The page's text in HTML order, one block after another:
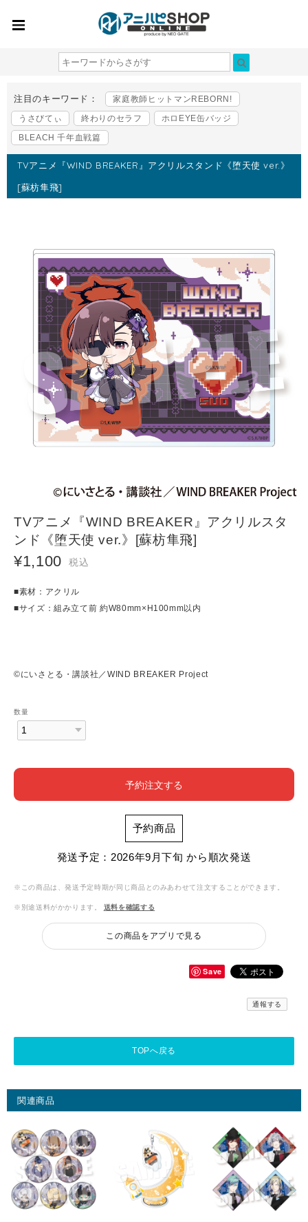
注目のキーワード：
家庭教師ヒットマンREBORN!
うさびてぃ
終わりのセラフ
ホロEYE缶バッジ
BLEACH 千年血戦篇
TVアニメ『WIND BREAKER』アクリルスタンド《堕天使 ver.》
[蘇枋隼飛]
TVアニメ『WIND BREAKER』アクリルスタ
ンド《堕天使 ver.》[蘇枋隼飛]
¥1,100 税込
■素材：アクリル
■サイズ：組み立て前 約W80mm×H100mm以内
©にいさとる・講談社／WIND BREAKER Project
数量
予約注文する
予約商品
発送予定：2026年9月下旬 から順次発送
※この商品は、発送予定時期が同じ商品とのみあわせて注文することができます。
※別途送料がかかります。 送料を確認する
この商品をアプリで見る
Save
通報する
TOPへ戻る
関連商品